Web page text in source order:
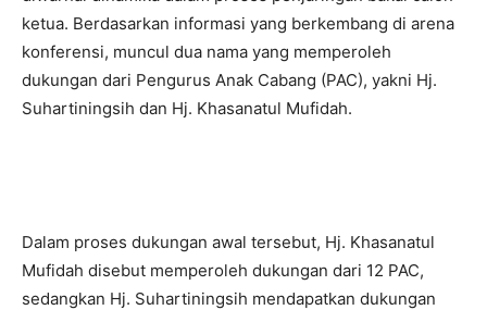
ketua. Berdasarkan informasi yang berkembang di arena
konferensi, muncul dua nama yang memperoleh
dukungan dari Pengurus Anak Cabang (PAC), yakni Hj.
Suhartiningsih dan Hj. Khasanatul Mufidah.
Dalam proses dukungan awal tersebut, Hj. Khasanatul
Mufidah disebut memperoleh dukungan dari 12 PAC,
sedangkan Hj. Suhartiningsih mendapatkan dukungan